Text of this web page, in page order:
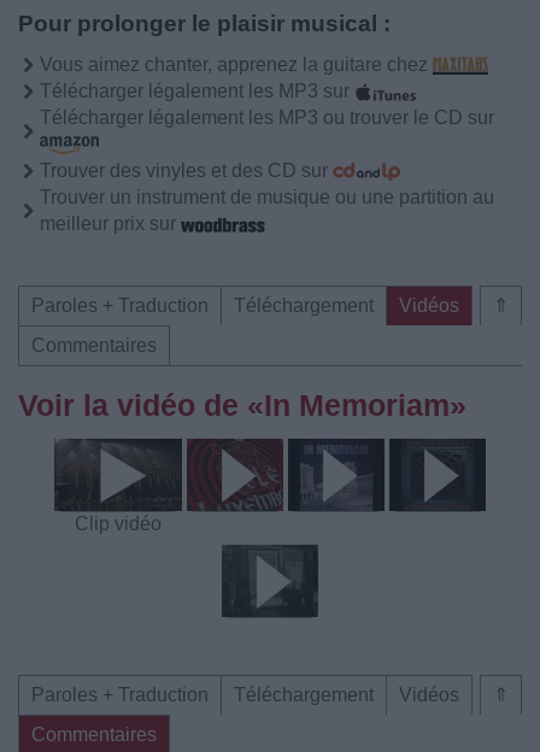
Pour prolonger le plaisir musical :
Vous aimez chanter, apprenez la guitare chez
Télécharger légalement les MP3 sur
Télécharger légalement les MP3 ou trouver le CD sur
Trouver des vinyles et des CD sur
Trouver un instrument de musique ou une partition au
meilleur prix sur
⇑
Paroles + Traduction Téléchargement
Vidéos
Commentaires
Voir la vidéo de «In Memoriam»
Clip vidéo
⇑
Paroles + Traduction Téléchargement
Vidéos
Commentaires